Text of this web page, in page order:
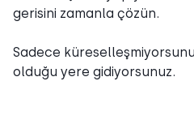
gerisini zamanla çözün.
Sadece
olduğu yere gidiyorsunuz.